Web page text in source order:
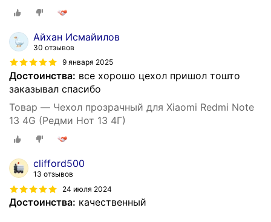
Айхан Исмайилов
30 отзывов
9 января 2025
Достоинства: все хорошо цехол пришол тошто
заказывал спасибо
Товар — Чехол прозрачный для Xiaomi Redmi Note
13 4G (Редми Нот 13 4Г)
clifford500
13 отзывов
24 июля 2024
Достоинства: качественный